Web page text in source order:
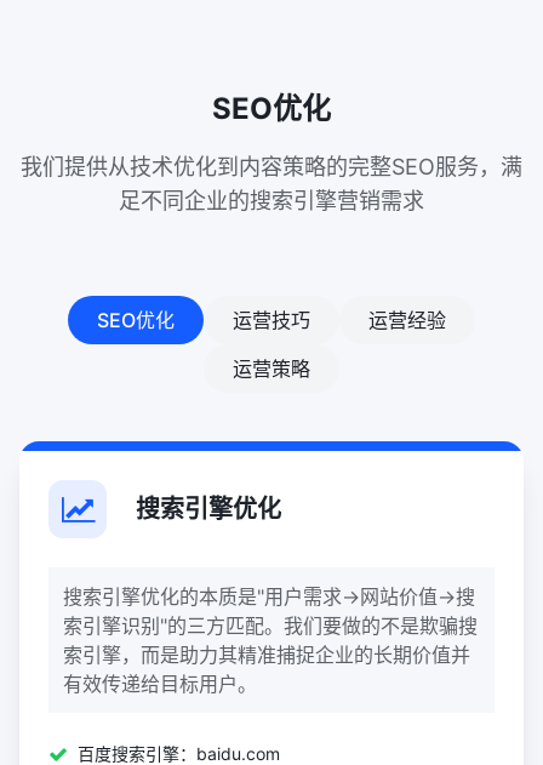
SEO优化
我们提供从技术优化到内容策略的完整SEO服务，满
足不同企业的搜索引擎营销需求
SEO优化 运营技巧
运营经验
运营策略
搜索引擎优化
搜索引擎优化的本质是"用户需求→网站价值→搜
索引擎识别"的三方匹配。我们要做的不是欺骗搜
索引擎，而是助力其精准捕捉企业的长期价值并
有效传递给目标用户。
百度搜索引擎：baidu.com